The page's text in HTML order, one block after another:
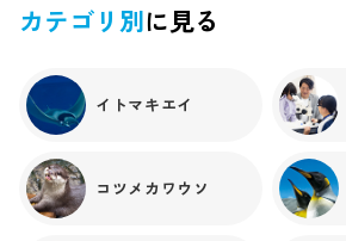
一番大きなエイで体重はなんと5.58kg！
4ｋｇなのでおよそ3.6倍．．．！成長率
成長を感じられて、とてもうれしいです
ちの両親は「太平洋」水槽にともに展示
の縁が黄色いのがアカエイ、茶色いのが
両方ともオスとメスが一匹ずついますの
いね！
カテゴリ別 に見る
イトマキエイ
コツメカワウソ